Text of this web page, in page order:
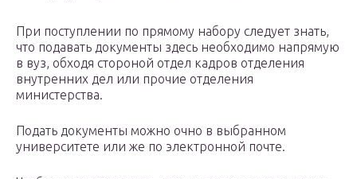
При поступлении по прямому набору следует знать,
что подавать документы здесь необходимо напрямую
в вуз, обходя стороной отдел кадров отделения
внутренних дел или прочие отделения
министерства.
Подать документы можно очно в выбранном
университете или же по электронной почте.